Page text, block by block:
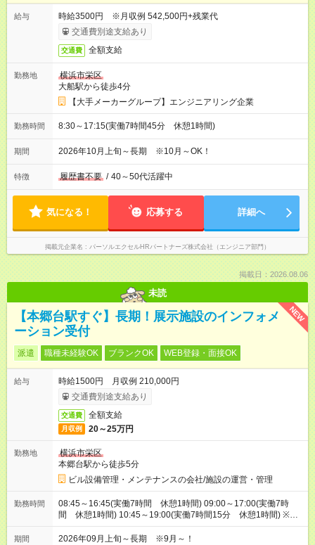
給与
時給3500円 ※月収例 542,500円+残業代
交通費別途支給あり
交通費 全額支給
勤務地
横浜市栄区
大船駅から徒歩4分
【大手メーカーグループ】エンジニアリング企業
勤務時間 8:30～17:15(実働7時間45分 休憩1時間)
期間 2026年10月上旬～長期 ※10月～OK！
特徴 履歴書不要 / 40～50代活躍中
気になる！ 応募する 詳細へ
掲載元企業名 パーソルエクセルHRパートナーズ株式会社（エンジニア部門）
掲載日：2026.08.06
未読
NEW
【本郷台駅すぐ】長期！展示施設のインフォメ
ーション受付
派遣 職種未経験OK ブランクOK WEB登録・面接OK
給与
時給1500円 月収例 210,000円
交通費別途支給あり
交通費 全額支給
月収例 20～25万円
勤務地
横浜市栄区
本郷台駅から徒歩5分
ビル設備管理・メンテナンスの会社/施設の運営・管理
勤務時間
08:45～16:45(実働7時間 休憩1時間) 09:00～17:00(実働7時
間 休憩1時間) 10:45～19:00(実働7時間15分 休憩1時間) ※1
～3のシフトがバランスよく設定されます！(月7回ずつ程度)
期間 2026年09月上旬～長期 ※9月～！